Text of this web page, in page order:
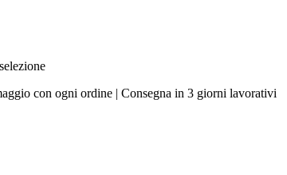
con ogni ordine | Consegna in 3 giorni lavorativi